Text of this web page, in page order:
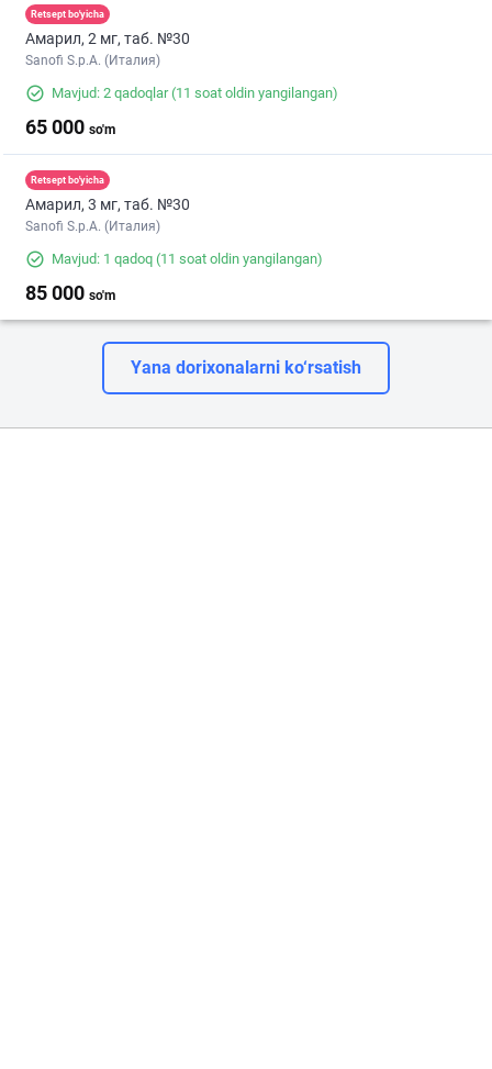
Retsept bo'yicha
Амарил, 2 мг, таб. №30
Sanofi S.p.A. (Италия)
Mavjud: 2 qadoqlar(11 soat oldin yangilangan)
65 000 so'm
Retsept bo'yicha
Амарил, 3 мг, таб. №30
Sanofi S.p.A. (Италия)
Mavjud: 1 qadoq (11 soat oldin yangilangan)
85 000 so'm
Yana dorixonalarni ko‘rsatish